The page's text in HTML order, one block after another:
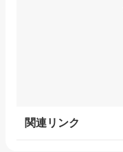
関連リンク